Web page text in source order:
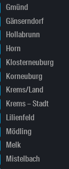
Gmünd
Gänserndorf
Hollabrunn
Horn
Klosterneuburg
Korneuburg
Krems/Land
Krems – Stadt
Lilienfeld
Mödling
Melk
Mistelbach